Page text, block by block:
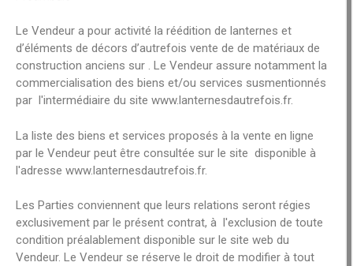
Le Vendeur a pour activité la réédition de lanternes et
d’éléments de décors d’autrefois vente de de matériaux de
construction anciens sur . Le Vendeur assure notamment la
commercialisation des biens et/ou services susmentionnés
par l'intermédiaire du site www.lanternesdautrefois.fr.
La liste des biens et services proposés à la vente en ligne
par le Vendeur peut être consultée sur le site disponible à
l'adresse www.lanternesdautrefois.fr.
Les Parties conviennent que leurs relations seront régies
exclusivement par le présent contrat, à l'exclusion de toute
condition préalablement disponible sur le site web du
Vendeur. Le Vendeur se réserve le droit de modifier à tout